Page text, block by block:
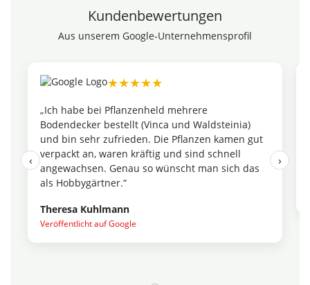
Kundenbewertungen
Aus unserem Google-Unternehmensprofil
★★★★★
„Ich habe bei Pflanzenheld mehrere
Bodendecker bestellt (Vinca und Waldsteinia)
und bin sehr zufrieden. Die Pflanzen kamen gut
verpackt an, waren kräftig und sind schnell
angewachsen. Genau so wünscht man sich das
als Hobbygärtner.“
Theresa Kuhlmann
Veröffentlicht auf Google
‹ ›